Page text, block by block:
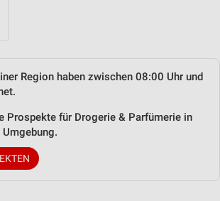
Region haben zwischen 08:00 Uhr und
Prospekte für Drogerie & Parfümerie in